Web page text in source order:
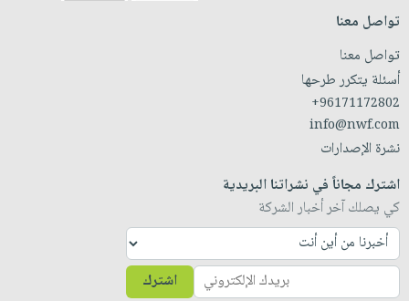
تواصل معنا
تواصل معنا
أسئلة يتكرر طرحها
+96171172802
info@nwf.com
نشرة الإصدارات
اشترك مجاناً في نشراتنا البريدية
كي يصلك آخر أخبار الشركة
اشترك